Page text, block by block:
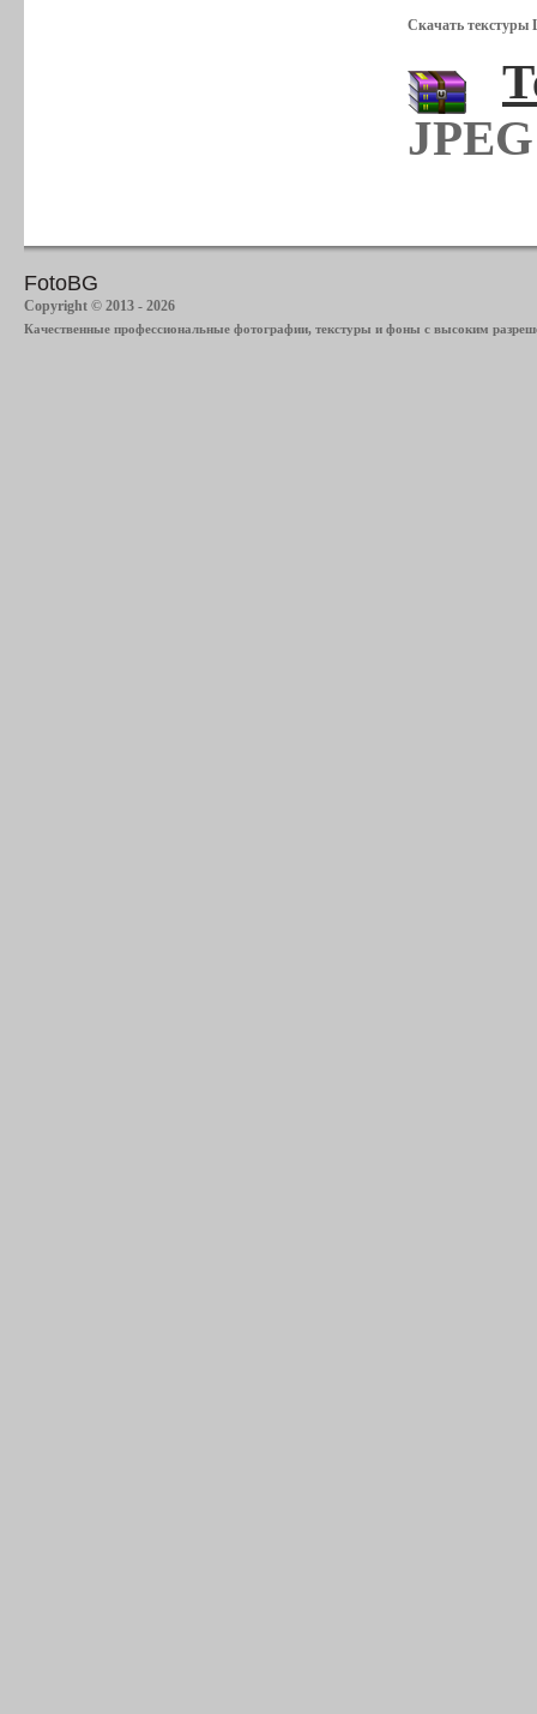
Скачать текстуры
FotoBG
Copyright © 2013 - 2026
Качественные профессиональные фотографии, текстуры и фоны с высоким